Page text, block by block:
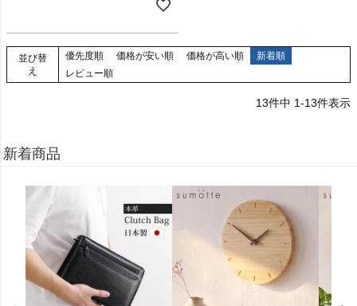
並び替
え
優先度順 価格が安い順 価格が高い順
新着順
レビュー順
13件中 1-13件表示
新着商品